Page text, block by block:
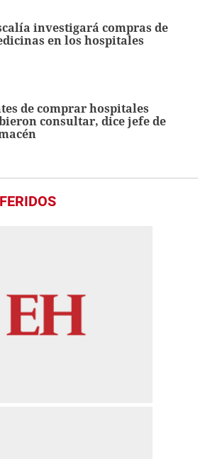
investigará compras de
en los hospitales
de comprar hospitales
consultar, dice jefe de